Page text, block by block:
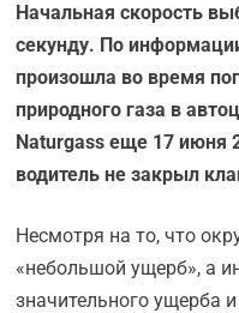
Начальная скорость
секунду. По
произошла во время
природного газа в
Naturgass еще 17 июня
водитель не закрыл
Несмотря на то, что
«небольшой ущерб», а
значительного ущерба